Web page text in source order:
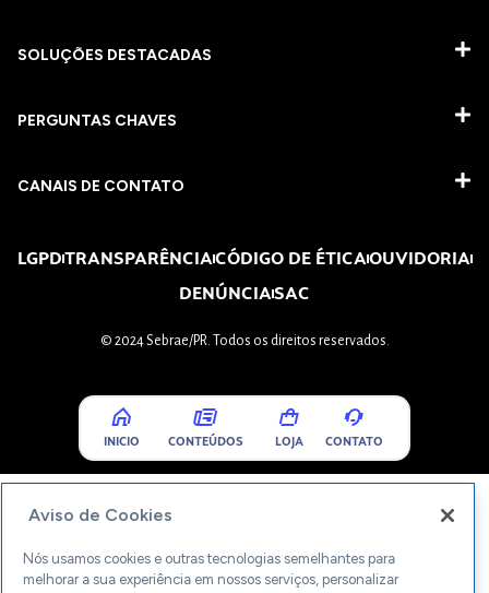
SOLUÇÕES DESTACADAS
PERGUNTAS CHAVES​
CANAIS DE CONTATO
LGPDTRANSPARÊNCIACÓDIGO DE ÉTICAOUVIDORIA
DENÚNCIASAC
© 2024 Sebrae/PR. Todos os direitos reservados.
INICIO CONTEÚDOS LOJA CONTATO
Aviso de Cookies
Nós usamos cookies e outras tecnologias semelhantes para
melhorar a sua experiência em nossos serviços, personalizar